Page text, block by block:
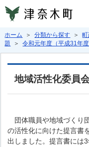
ホーム ＞分類から探す ＞
題
＞令和元年度（平成31年度
地域活性化委員
団体職員や地域づくり
の活性化に向けた提言書
出しました。提言書には